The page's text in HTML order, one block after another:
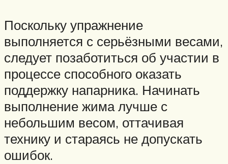
Поскольку упражнение
выполняется с серьёзными весами,
следует позаботиться об участии в
процессе способного оказать
поддержку напарника. Начинать
выполнение жима лучше с
небольшим весом, оттачивая
технику и стараясь не допускать
ошибок.